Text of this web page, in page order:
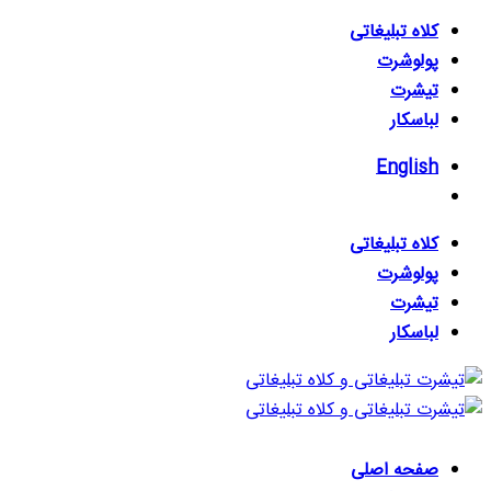
Skip
content
کلاه تبلیغاتی
پولوشرت
تیشرت
لباسکار
English
کلاه تبلیغاتی
پولوشرت
تیشرت
لباسکار
صفحه اصلی